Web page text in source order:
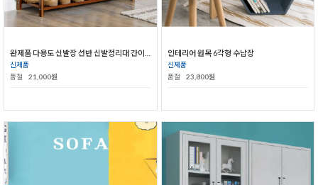
신제품
품절
21,000원
인테리어 원목 6각형 수납장
신제품
품절
23,800원